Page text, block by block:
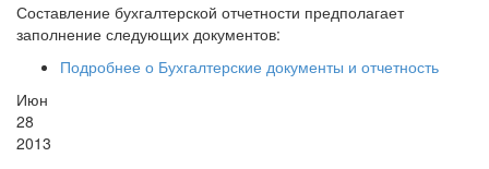
Составление бухгалтерской отчетности предполагает
заполнение следующих документов:
Подробнее о Бухгалтерские документы и отчетность
Июн
28
2013